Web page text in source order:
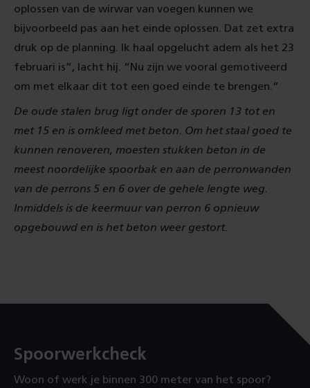
oplossen van de wirwar van voegen kunnen we
bijvoorbeeld pas aan het einde oplossen. Dat zet extra
druk op de planning. Ik haal opgelucht adem als het 23
februari is”, lacht hij. “Nu zijn we vooral gemotiveerd
om met elkaar dit tot een goed einde te brengen.”
De oude stalen brug ligt onder de sporen 13 tot en
met 15 en is omkleed met beton. Om het staal goed te
kunnen renoveren, moesten stukken beton in de
meest noordelijke spoorbak en aan de perronwanden
van de perrons 5 en 6 over de gehele lengte weg.
Inmiddels is de keermuur van perron 6 opnieuw
opgebouwd en is het beton weer gestort.
Spoorwerkcheck
Woon of werk je binnen 300 meter van het spoor?